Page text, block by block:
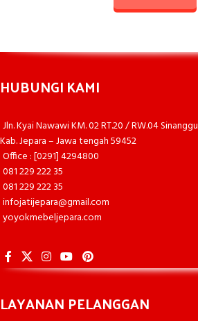
HUBUNGI KAMI
Jln. Kyai Nawawi KM. 02 RT.20 / RW.04
Kab. Jepara – Jawa tengah 59452
Office : [0291] 4294800
081 229 222 35
081 229 222 35
infojatijepara@gmail.com
yoyokmebeljepara.com
LAYANAN PELANGGAN